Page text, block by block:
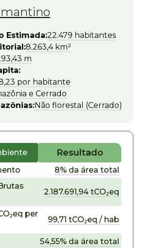
Estimada:22.479 habitantes
8.263,4 km²
m
por habitante
e Cerrado
Não florestal (Cerrado)
Resultado
8% da área total
2.187.691,94 tCO₂eq
per
99,71 tCO₂eq / hab
54,55% da área total